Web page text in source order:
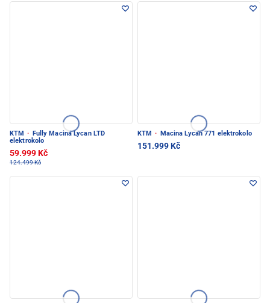
KTM ·
Fully Macina Lycan LTD
elektrokolo
59.999 Kč
124.499 Kč
KTM · Macina Lycan 771 elektrokolo
151.999 Kč